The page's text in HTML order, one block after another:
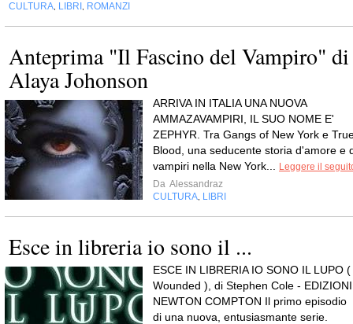
CULTURA LIBRI ROMANZI
Anteprima "Il Fascino del Vampiro" di
Alaya Johonson
ARRIVA IN ITALIA UNA NUOVA
AMMAZAVAMPIRI, IL SUO NOME E'
ZEPHYR. Tra Gangs of New York e
Blood, una seducente storia d'amore e
vampiri nella New York...
Leggere il
Da Alessandraz
CULTURA LIBRI
Esce in libreria io sono il ...
ESCE IN LIBRERIA IO SONO IL LUPO (
Wounded ), di Stephen Cole - EDIZIONI
NEWTON COMPTON Il primo episodio
di una nuova, entusiasmante serie.